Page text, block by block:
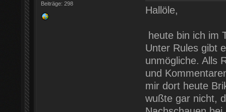
Beiträge: 298
Hallöle,
heute bin ich im
Unter Rules gibt
unmögliche. Alls
und
mir dort heute
wußte gar nicht,